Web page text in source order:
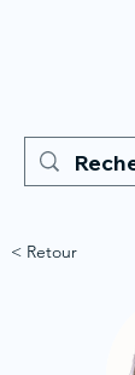
< Retour